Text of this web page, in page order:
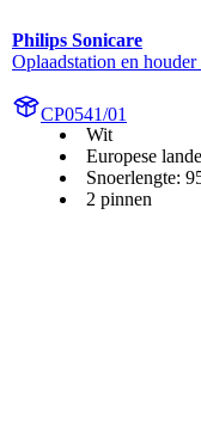
Philips Sonicare
Oplaadstation en
CP0541/01
Wit
Europese
Snoerlengte:
2 pinnen